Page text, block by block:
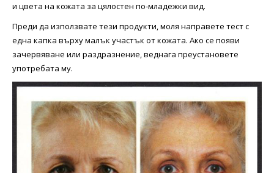
и цвета на кожата за цялостен по-младежки вид.
Преди да използвате тези продукти, моля направете тест с
една капка върху малък участък от кожата. Ако се появи
зачервяване или раздразнение, веднага преустановете
употребата му.